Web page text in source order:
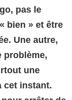
pas le
bien » et être
Une autre,
problème,
une
cet instant.